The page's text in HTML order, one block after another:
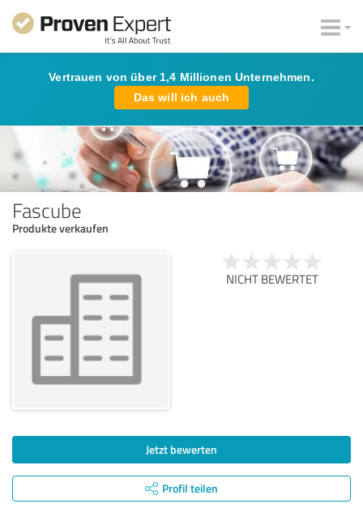
Vertrauen von über 1,4 Millionen Unternehmen.
Das will ich auch
Fascube
Produkte verkaufen
NICHT BEWERTET
Jetzt bewerten
Profil teilen